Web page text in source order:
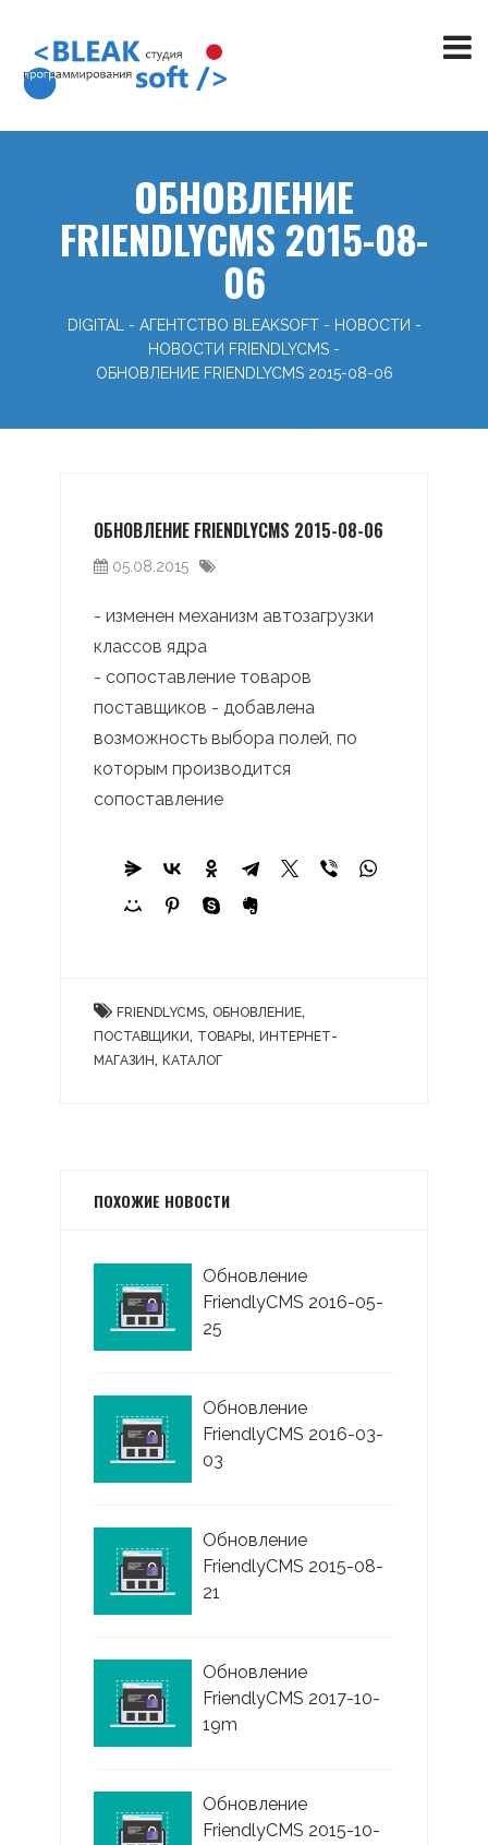
ОБНОВЛЕНИЕ
FRIENDLYCMS 2015-08-
06
DIGITAL - АГЕНТСТВО BLEAKSOFT - НОВОСТИ -
НОВОСТИ FRIENDLYCMS -
ОБНОВЛЕНИЕ FRIENDLYCMS 2015-08-06
ОБНОВЛЕНИЕ FRIENDLYCMS 2015-08-06
05.08.2015
- изменен механизм автозагрузки
классов ядра
- сопоставление товаров
поставщиков - добавлена
возможность выбора полей, по
которым производится
сопоставление
FRIENDLYCMS, ОБНОВЛЕНИЕ,
ПОСТАВЩИКИ, ТОВАРЫ , ИНТЕРНЕТ-
МАГАЗИН, КАТАЛОГ
ПОХОЖИЕ НОВОСТИ
Обновление
FriendlyCMS 2016-05-
25
Обновление
FriendlyCMS 2016-03-
03
Обновление
FriendlyCMS 2015-08-
21
Обновление
FriendlyCMS 2017-10-
19m
Обновление
FriendlyCMS 2015-10-